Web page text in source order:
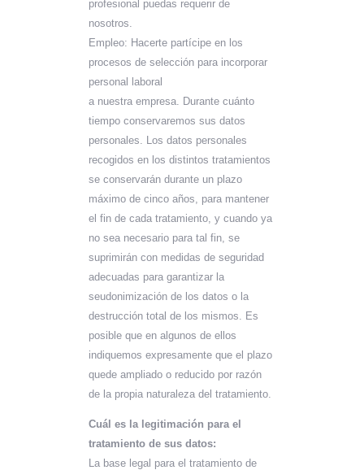
profesional puedas requerir de
nosotros.
Empleo: Hacerte partícipe en los
procesos de selección para incorporar
personal laboral
a nuestra empresa. Durante cuánto
tiempo conservaremos sus datos
personales. Los datos personales
recogidos en los distintos tratamientos
se conservarán durante un plazo
máximo de cinco años, para mantener
el fin de cada tratamiento, y cuando ya
no sea necesario para tal fin, se
suprimirán con medidas de seguridad
adecuadas para garantizar la
seudonimización de los datos o la
destrucción total de los mismos. Es
posible que en algunos de ellos
indiquemos expresamente que el plazo
quede ampliado o reducido por razón
de la propia naturaleza del tratamiento.
Cuál es la legitimación para el
tratamiento de sus datos:
La base legal para el tratamiento de